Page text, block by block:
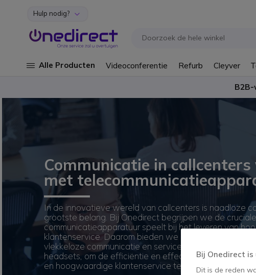
Ga naar de inhoud
Hulp nodig?
Alle Producten Videoconferentie Refurb Cleyver
B2B-
Communicatie in callcenters
met
In de innovatieve wereld van callcenters is naadloze
grootste belang. Bij Onedirect begrijpen we de
communicatieapparatuur speelt bij het leveren van
klantenservice. Daarom bieden we een uitgebreid
vlekkeloze communicatie en service aan, waaronder
headsets, om de efficiëntie en effectiviteit van uw
en hoogwaardige klantenservice te verlenen.
Bij Onedirect
Dit is de reden